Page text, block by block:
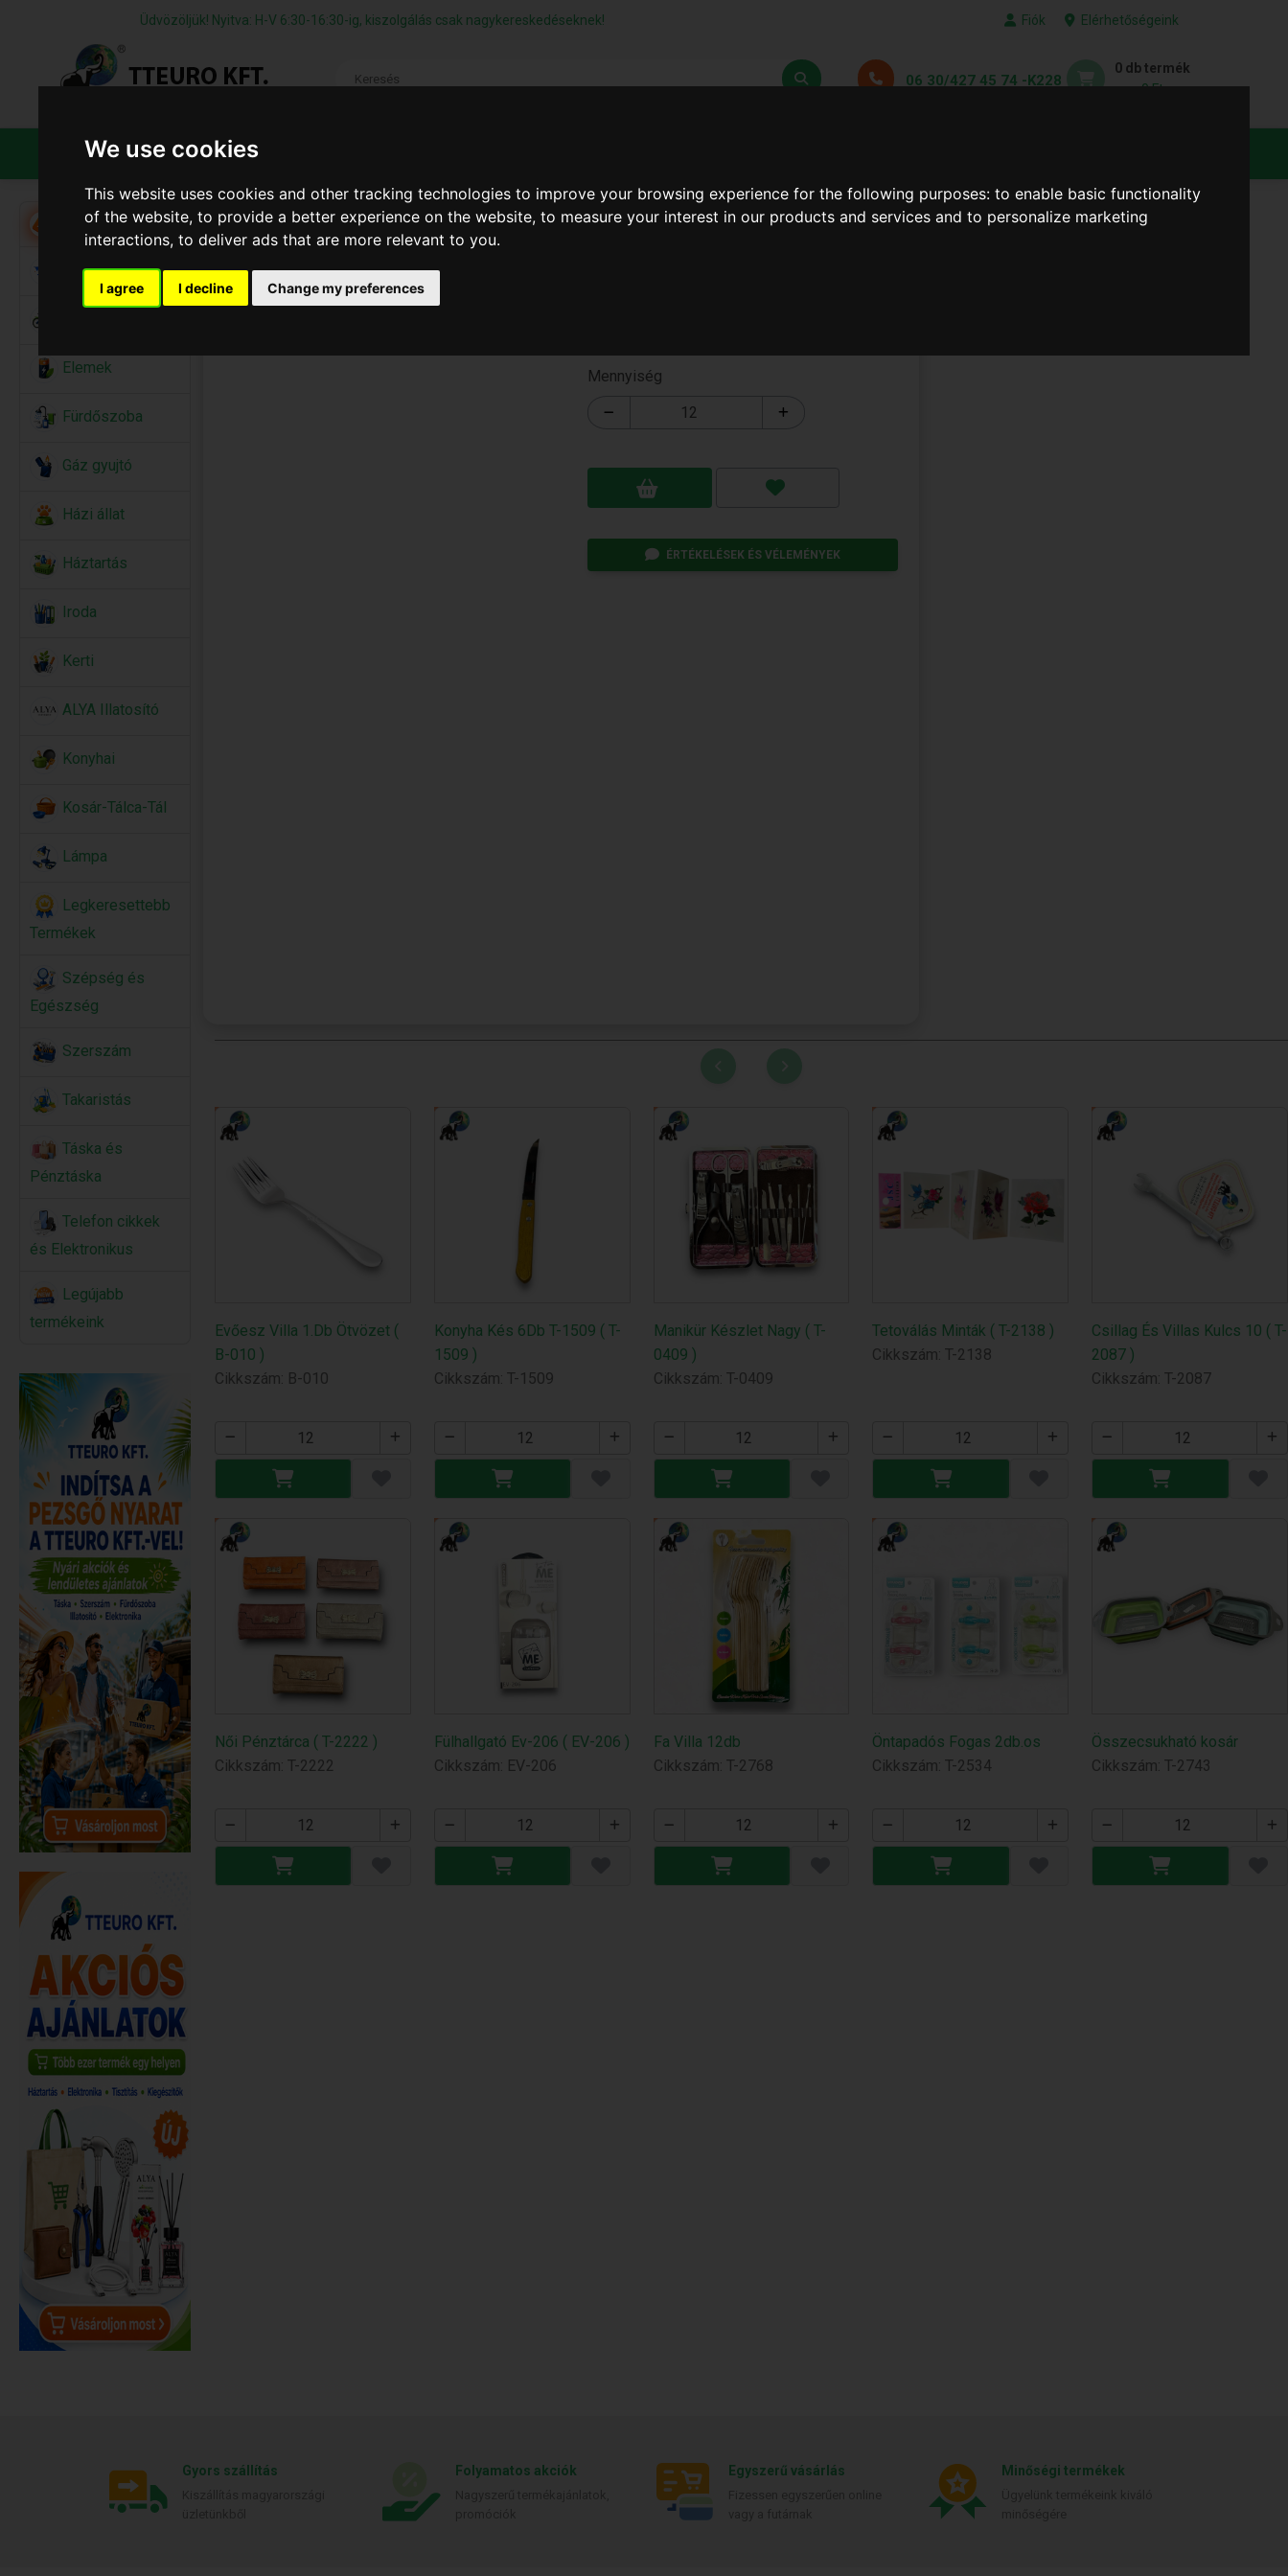
We use cookies
This website uses cookies and other tracking technologies to improve your browsing experience for the following purposes:to enable basic functionality
of the website,to provide a better experience on the website,to measure your interest in our products and services and to personalize marketing
interactions,to deliver ads that are more relevant to you.
I agree I decline Change my preferences
Üdvözöljük! Nyitva: H-V 6:30-16:30-ig, kiszolgálás csak nagykereskedéseknek! Fiók Elérhetőségeink
06 30/427 45 74 -K228
0 db termék
0 Ft
TERMÉKEK
Akció
Alkalmi Kellékek
Elemek
Fürdőszoba
Gáz gyujtó
Házi állat
Háztartás
Iroda
Kerti
ALYA Illatosító
Konyhai
Kosár-Tálca-Tál
Lámpa
Legkeresettebb
Termékek
Szépség és
Egészség
Szerszám
Takaristás
Táska és
Pénztáska
Telefon cikkek
és Elektronikus
Legújabb
termékeink
Mennyiség
ÉRTÉKELÉSEK ÉS VÉLEMÉNYEK
Evőesz Villa 1.Db Ötvözet (
B-010 )
Cikkszám: B-010
Konyha Kés 6Db T-1509 ( T-
1509 )
Cikkszám: T-1509
Manikür Készlet Nagy ( T-
0409 )
Cikkszám: T-0409
Tetoválás Minták ( T-2138 )
Cikkszám: T-2138
Csillag És Villas Kulcs 10 ( T-
2087 )
Cikkszám: T-2087
Női Pénztárca ( T-2222 )
Cikkszám: T-2222
Fülhallgató Ev-206 ( EV-206 )
Cikkszám: EV-206
Fa Villa 12db
Cikkszám: T-2768
Öntapadós Fogas 2db.os
Cikkszám: T-2534
Összecsukható kosár
Cikkszám: T-2743
Gyors szállítás Folyamatos akciók Egyszerű vásárlás Minőségi termékek